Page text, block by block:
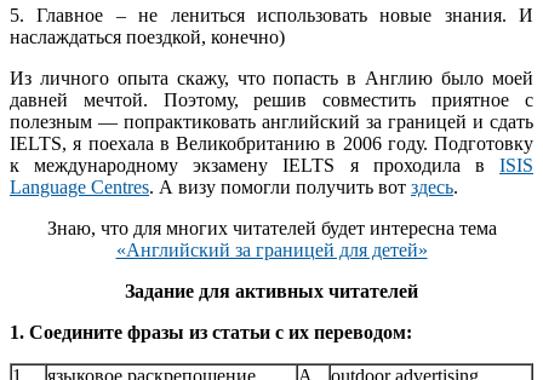
5. Главное – не лениться использовать новые знания. И
наслаждаться поездкой, конечно)
Из личного опыта скажу, что попасть в Англию было моей
давней мечтой. Поэтому, решив совместить приятное с
полезным — попрактиковать английский за границей и сдать
IELTS, я поехала в Великобританию в 2006 году. Подготовку
к международному экзамену IELTS я проходила в ISIS
Language Centres. А визу помогли получить вот здесь.
Знаю, что для многих читателей будет интересна тема
«Английский за границей для детей»
Задание для активных читателей
1. Соедините фразы из статьи с их переводом: